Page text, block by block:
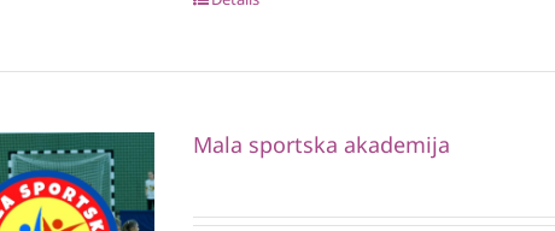
Mala sportska akademija